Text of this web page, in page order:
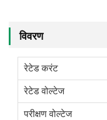
विवरण
रेटेड करंट
रेटेड वोल्टेज
परीक्षण वोल्टेज